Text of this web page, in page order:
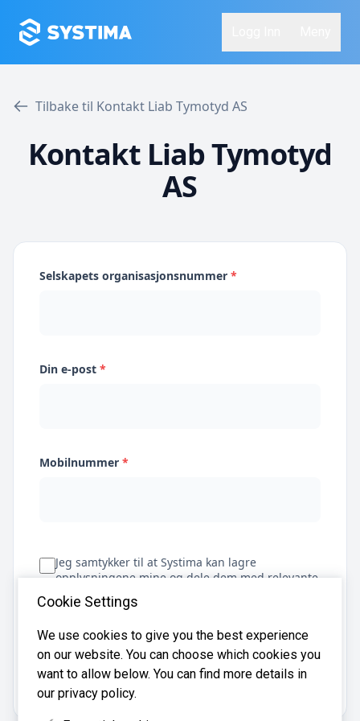
Tilbake til Kontakt Liab Tymotyd AS
Kontakt Liab Tymotyd
AS
Selskapets organisasjonsnummer *
Din e-post *
Mobilnummer *
Jeg samtykker til at Systima kan lagre
opplysningene mine og dele dem med relevante
regnskapsbyråer for å hjelpe meg å finne
regnskapsfører
Få tilbud
Cookie Settings
We use cookies to give you the best experience
on our website. You can choose which cookies you
want to allow below. You can find more details in
our privacy policy.